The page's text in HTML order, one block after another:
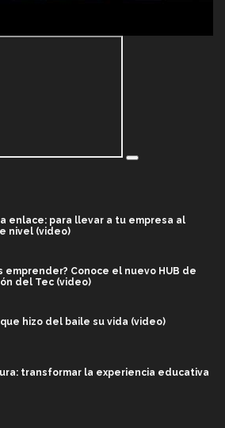
enlace: para llevar a tu empresa al
nivel (video)
emprender? Conoce el nuevo HUB de
del Tec (video)
hizo del baile su vida (video)
transformar la experiencia educativa